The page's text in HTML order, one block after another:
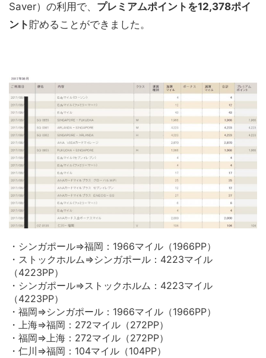
Saver）の利用で、 プレミアムポイントを12,378ポイ
ント 貯めることができました。
・シンガポール⇒福岡：1966マイル（1966PP）
・ストックホルム⇒シンガポール：4223マイル
（4223PP）
・シンガポール⇒ストックホルム：4223マイル
（4223PP）
・福岡⇒シンガポール：1966マイル（1966PP）
・上海⇒福岡：272マイル（272PP）
・福岡⇒上海：272マイル（272PP）
・仁川⇒福岡：104マイル（104PP）